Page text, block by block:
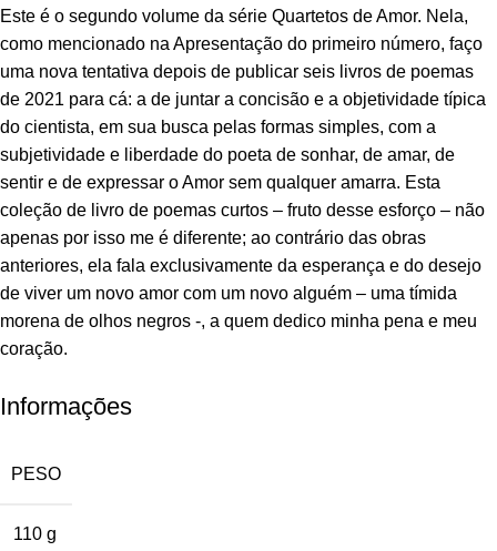
Este é o segundo volume da série Quartetos de Amor. Nela,
como mencionado na Apresentação do primeiro número, faço
uma nova tentativa depois de publicar seis livros de poemas
de 2021 para cá: a de juntar a concisão e a objetividade típica
do cientista, em sua busca pelas formas simples, com a
subjetividade e liberdade do poeta de sonhar, de amar, de
sentir e de expressar o Amor sem qualquer amarra. Esta
coleção de livro de poemas curtos – fruto desse esforço – não
apenas por isso me é diferente; ao contrário das obras
anteriores, ela fala exclusivamente da esperança e do desejo
de viver um novo amor com um novo alguém – uma tímida
morena de olhos negros -, a quem dedico minha pena e meu
coração.
Informações
PESO
110 g